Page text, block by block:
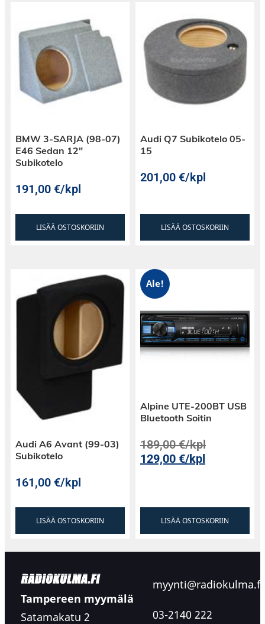
BMW 3-SARJA (98-07)
E46 Sedan 12″
Subikotelo
191,00€/kpl
LISÄÄ OSTOSKORIIN
Audi Q7 Subikotelo 05-
15
201,00€/kpl
LISÄÄ OSTOSKORIIN
Audi A6 Avant (99-03)
Subikotelo
161,00€/kpl
LISÄÄ OSTOSKORIIN
Ale!
Alpine UTE-200BT USB
Bluetooth Soitin
189,00€/kpl
129,00€/kpl
LISÄÄ OSTOSKORIIN
Tampereen myymälä
Satamakatu 2
myynti@radiokulma.fi
03-2140 222